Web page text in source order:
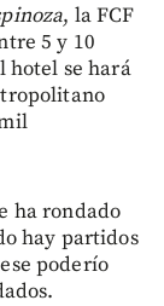
, la FCF
5 y 10
hotel se hará
ha rondado
hay partidos
poderío